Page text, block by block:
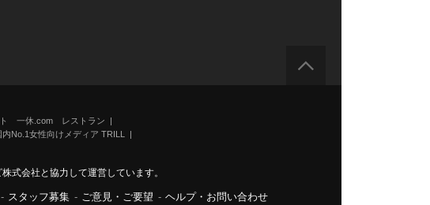
ト 一休.com レストラン
内No.1女性向けメディア TRILL
式会社と協力して運営しています。
- スタッフ募集 - ご意見・ご要望 - ヘルプ・お問い合わせ